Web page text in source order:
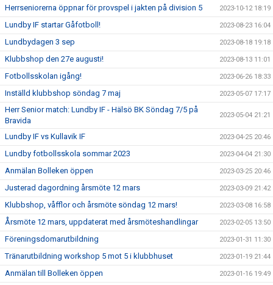
Herrseniorerna öppnar för provspel i jakten på division 5 2023-10-12 18:19
Lundby IF startar Gåfotboll! 2023-08-23 16:04
Lundbydagen 3 sep 2023-08-18 19:18
Klubbshop den 27e augusti! 2023-08-13 11:01
Fotbollsskolan igång! 2023-06-26 18:33
Inställd klubbshop söndag 7 maj 2023-05-07 17:17
Herr Senior match: Lundby IF - Hälsö BK Söndag 7/5 på
Bravida
2023-05-04 21:21
Lundby IF vs Kullavik IF 2023-04-25 20:46
Lundby fotbollsskola sommar 2023 2023-04-04 21:30
Anmälan Bolleken öppen 2023-03-25 20:46
Justerad dagordning årsmöte 12 mars 2023-03-09 21:42
Klubbshop, våfflor och årsmöte söndag 12 mars! 2023-03-08 16:58
Årsmöte 12 mars, uppdaterat med årsmöteshandlingar 2023-02-05 13:50
Föreningsdomarutbildning 2023-01-31 11:30
Tränarutbildning workshop 5 mot 5 i klubbhuset 2023-01-19 21:44
Anmälan till Bolleken öppen 2023-01-16 19:49